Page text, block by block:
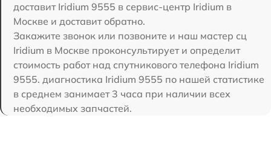
доставит Iridium 9555 в сервис-центр Iridium в
Москве и доставит обратно.
Закажите звонок или позвоните и наш мастер сц
Iridium в Москве проконсультирует и определит
стоимость работ над спутникового телефона Iridium
9555. диагностика Iridium 9555 по нашей статистике
в среднем занимает 3 часа при наличии всех
необходимых запчастей.